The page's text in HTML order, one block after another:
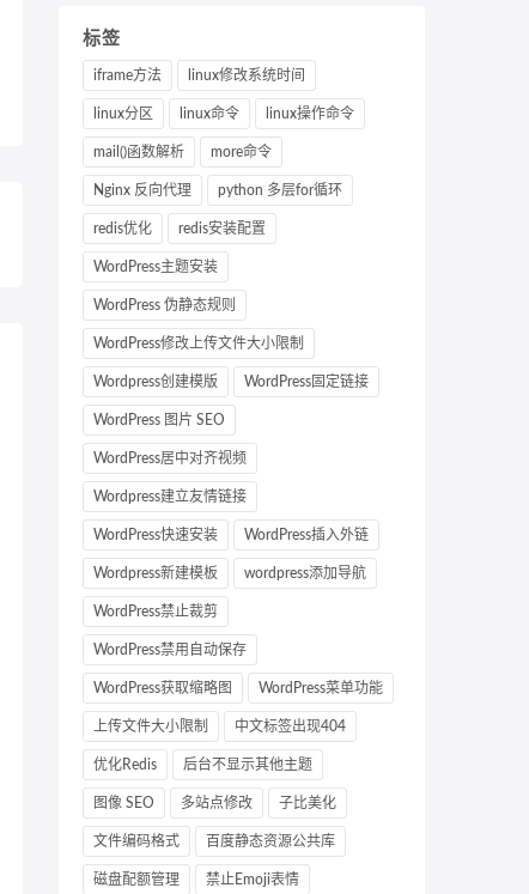
标签
iframe方法 linux修改系统时间
linux分区 linux命令 linux操作命令
mail()函数解析 more命令
Nginx 反向代理 python 多层for循环
redis优化 redis安装配置
WordPress主题安装
WordPress 伪静态规则
WordPress修改上传文件大小限制
Wordpress创建模版 WordPress固定链接
WordPress 图片 SEO
WordPress居中对齐视频
Wordpress建立友情链接
WordPress快速安装 WordPress插入外链
Wordpress新建模板 wordpress添加导航
WordPress禁止裁剪
WordPress禁用自动保存
WordPress获取缩略图 WordPress菜单功能
上传文件大小限制 中文标签出现404
优化Redis 后台不显示其他主题
图像 SEO 多站点修改 子比美化
文件编码格式 百度静态资源公共库
磁盘配额管理 禁止Emoji表情